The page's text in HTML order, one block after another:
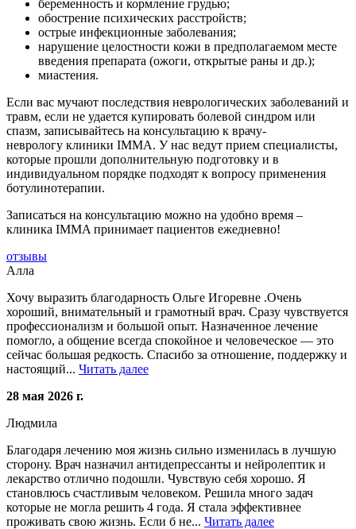
беременность и кормление грудью;
обострение психических расстройств;
острые инфекционные заболевания;
нарушение целостности кожи в предполагаемом месте
введения препарата (ожоги, открытые раны и др.);
миастения.
Если вас мучают последствия неврологических заболеваний и
травм, если не удается купировать болевой синдром или
спазм, записывайтесь на консультацию к врачу-
неврологу клиники IMMA. У нас ведут прием специалисты,
которые прошли дополнительную подготовку и в
индивидуальном порядке подходят к вопросу применения
ботулинотерапии.
Записаться на консультацию можно на удобно время –
клиника IMMA принимает пациентов ежедневно!
отзывы
Алла
Хочу выразить благодарность Ольге Игоревне .Очень
хороший, внимательный и грамотный врач. Сразу чувствуется
профессионализм и большой опыт. Назначенное лечение
помогло, а общение всегда спокойное и человеческое — это
сейчас большая редкость. Спасибо за отношение, поддержку и
настоящий... Читать далее
28 мая 2026 г.
Людмила
Благодаря лечению моя жизнь сильно изменилась в лучшую
сторону. Врач назначил антидепрессанты и нейролептик и
лекарство отлично подошли. Чувствую себя хорошо. Я
становлюсь счастливым человеком. Решила много задач
которые не могла решить 4 года. Я стала эффективнее
проживать свою жизнь. Если б не... Читать далее